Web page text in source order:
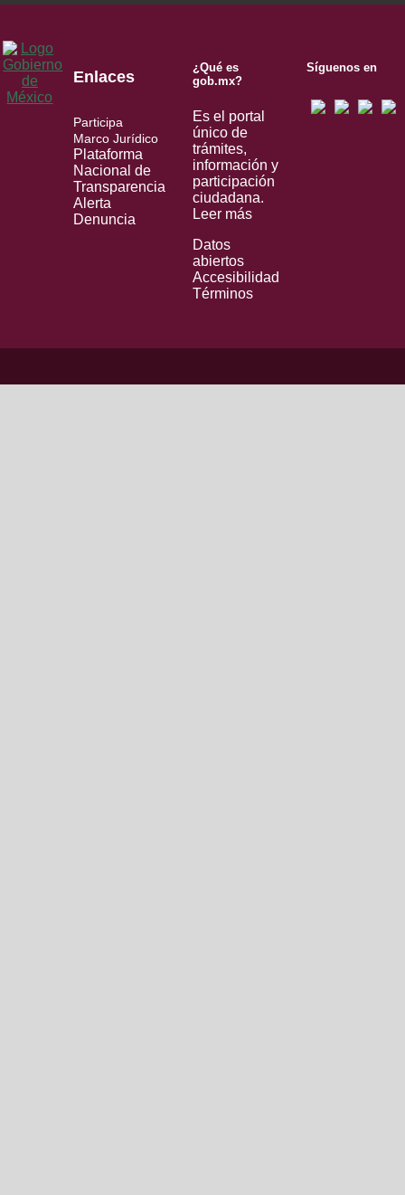
Enlaces
Participa
Marco Jurídico
Plataforma
Nacional de
Transparencia
Alerta
Denuncia
¿Qué es
gob.mx?
Es el portal
único de
trámites,
información y
participación
ciudadana.
Leer más
Datos
abiertos
Accesibilidad
Términos
Síguenos en